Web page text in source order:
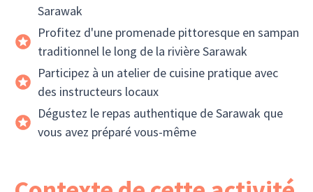
Sarawak
Profitez d'une promenade pittoresque en sampan
traditionnel le long de la rivière Sarawak
Participez à un atelier de cuisine pratique avec
des instructeurs locaux
Dégustez le repas authentique de Sarawak que
vous avez préparé vous-même